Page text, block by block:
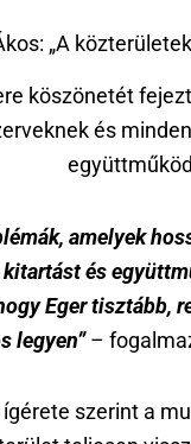
„A
köszönetét
és
amelyek
és
Eger tisztább,
legyen”–
szerint a